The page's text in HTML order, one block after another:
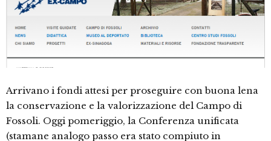
Arrivano i fondi attesi per proseguire con buona lena
la conservazione e la valorizzazione del Campo di
Fossoli. Oggi pomeriggio, la Conferenza unificata
(stamane analogo passo era stato compiuto in